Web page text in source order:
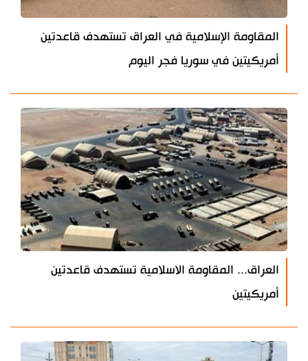
المقاومة الإسلامية في العراق تستهدف قاعدتين
أمريكيتين في سوريا فجر اليوم
العراق... المقاومة الاسلامية تستهدف قاعدتين
أمريكيتين